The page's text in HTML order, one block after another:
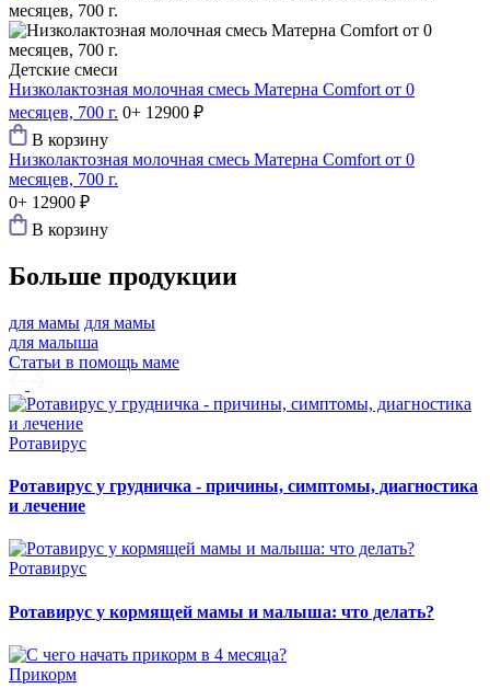
Детские смеси
Низколактозная молочная смесь Матерна Comfort от 0
месяцев, 700 г. 0+ 12900 ₽
В корзину
Низколактозная молочная смесь Матерна Comfort от 0
месяцев, 700 г.
0+ 12900 ₽
В корзину
Больше продукции
для мамы для мамы
для малыша
Статьи в помощь маме
Ротавирус
Ротавирус у грудничка - причины, симптомы, диагностика
и лечение
Ротавирус
Ротавирус у кормящей мамы и малыша: что делать?
Прикорм